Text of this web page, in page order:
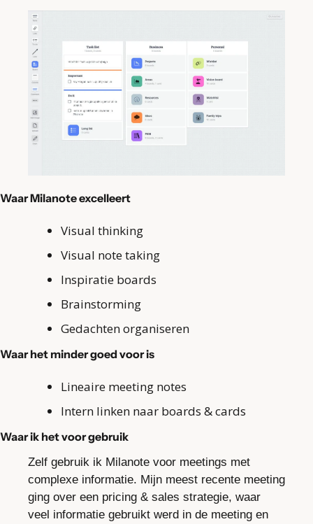
Waar Milanote excelleert
Visual thinking
Visual note taking
Inspiratie boards
Brainstorming
Gedachten organiseren
Waar het minder goed voor is
Lineaire meeting notes
Intern linken naar boards & cards
Waar ik het voor gebruik
Zelf gebruik ik Milanote voor meetings met
complexe informatie. Mijn meest recente meeting
ging over een pricing & sales strategie, waar
veel informatie gebruikt werd in de meeting en